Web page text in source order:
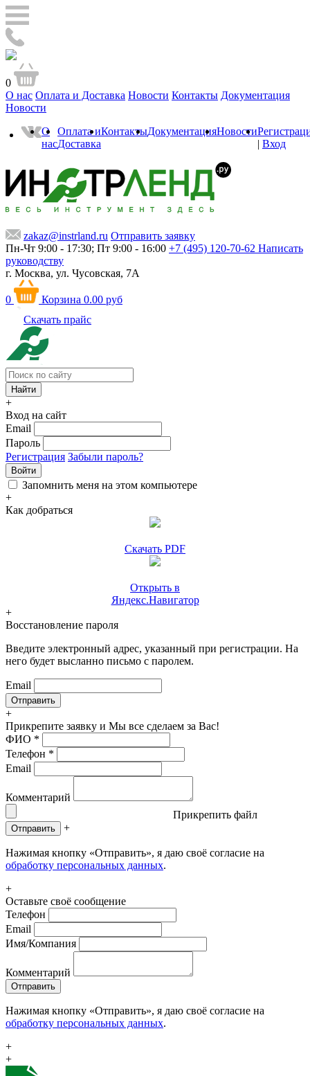
0
О нас Оплата и Доставка Новости Контакты Документация
Новости
О
нас
Оплата и
Доставка
КонтактыДокументацияНовости
| Вход
zakaz@instrland.ru Отправить заявку
Пн-Чт 9:00 - 17:30; Пт 9:00 - 16:00 +7 (495) 120-70-62 Написать
руководству
г. Москва, ул. Чусовская, 7А
0 Корзина 0.00 руб
Скачать прайс
+
Вход на сайт
Email
Пароль
Регистрация Забыли пароль?
Войти
Запомнить меня на этом компьютере
+
Как добраться
Скачать PDF
Открыть в
Яндекс.Навигатор
+
Восстановление пароля
Введите электронный адрес, указанный при регистрации. На
него будет высланно письмо с паролем.
Email
+
Прикрепите заявку и Мы все сделаем за Вас!
ФИО *
Телефон *
Email
Комментарий
Прикрепить файл
Отправить +
Нажимая кнопку «Отправить», я даю своё согласие на
обработку персональных данных.
+
Оставьте своё сообщение
Телефон
Email
Имя/Компания
Комментарий
Отправить
Нажимая кнопку «Отправить», я даю своё согласие на
обработку персональных данных.
+
+